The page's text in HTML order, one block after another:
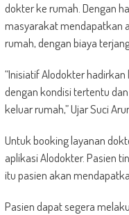
dokter ke rumah. Dengan
masyarakat mendapatkan
rumah, dengan biaya
“Inisiatif Alodokter
dengan kondisi tertentu
keluar rumah,” Ujar Suci
Untuk booking layanan
aplikasi Alodokter. Pasien
itu pasien akan
Pasien dapat segera